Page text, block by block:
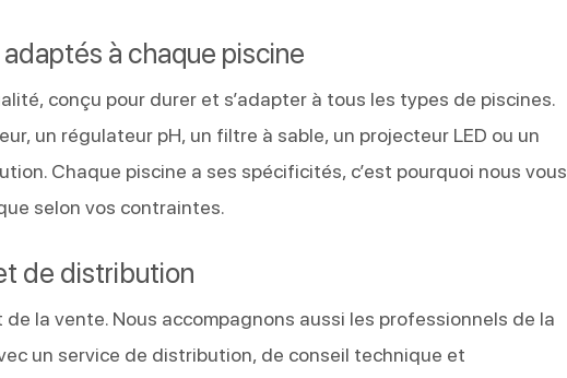
à chaque piscine
conçu pour durer et s’adapter à tous les types de piscines.
un régulateur pH, un filtre à sable, un projecteur LED ou un
Chaque piscine a ses spécificités, c’est pourquoi nous vous
selon vos contraintes.
de distribution
de la vente. Nous accompagnons aussi les professionnels de la
un service de distribution, de conseil technique et